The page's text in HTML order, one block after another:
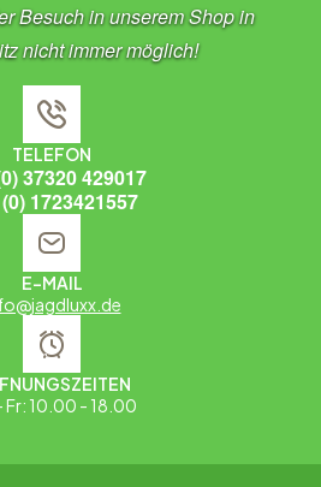
Besuch in unserem Shop in
nicht immer möglich!
TELEFON
37320 429017
1723421557
E-MAIL
Fr: 10.00 - 18.00